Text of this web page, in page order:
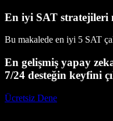
En iyi SAT stratejileri
Bu makalede en iyi 5 SAT
En gelişmiş yapay
7/24 desteğin keyfini
Ücretsiz Dene